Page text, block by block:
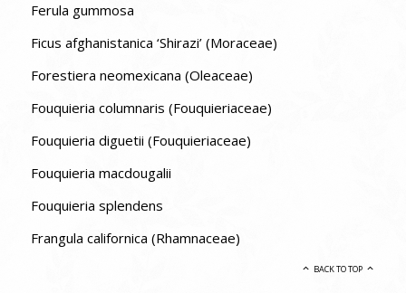
Ferula gummosa
Ficus afghanistanica ‘Shirazi’ (Moraceae)
Forestiera neomexicana (Oleaceae)
Fouquieria columnaris (Fouquieriaceae)
Fouquieria diguetii (Fouquieriaceae)
Fouquieria macdougalii
Fouquieria splendens
Frangula californica (Rhamnaceae)
BACK TO TOP